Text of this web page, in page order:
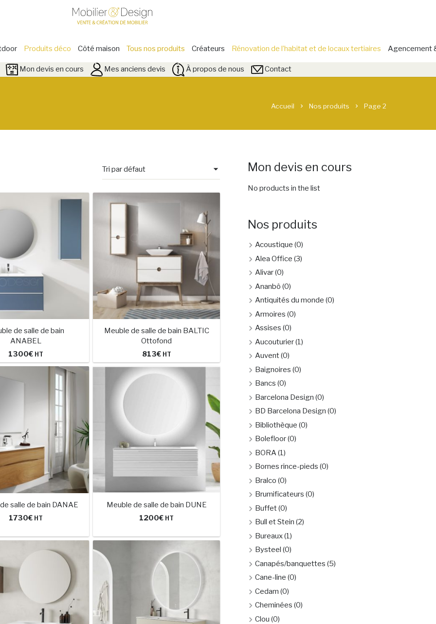
Produits déco Côté maison Tous nos produits Créateurs Rénovation de l’habitat et de locaux tertiaires Agencement
Mon devis en cours Mes anciens devis À propos de nous Contact
Accueil chevron_right Nos produits chevron_right Page 2
de salle de bain
ANABEL
1300€ HT
Meuble de salle de bain BALTIC
Ottofond
813€ HT
salle de bain DANAE
1730€ HT
Meuble de salle de bain DUNE
1200€ HT
Mon devis en cours
No products in the list
Nos produits
Acoustique (0)
Alea Office (3)
Alivar(0)
Ananbô (0)
Antiquités du monde (0)
Armoires (0)
Assises (0)
Aucouturier(1)
Auvent(0)
Baignoires (0)
Bancs (0)
Barcelona Design (0)
BD Barcelona Design (0)
Bibliothèque (0)
Bolefloor(0)
BORA (1)
Bornes rince-pieds (0)
Bralco (0)
Brumificateurs (0)
Buffet(0)
Bull et Stein (2)
Bureaux(1)
Bysteel (0)
Canapés/banquettes (5)
Cane-line (0)
Cedam (0)
Cheminées (0)
Clou (0)